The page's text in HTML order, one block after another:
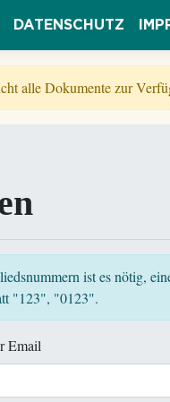
DATENSCHUTZ
alle Dokumente zur
ist es nötig,
"123", "0123".
Email